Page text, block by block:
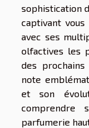
sophistication
captivant
avec ses
olfactives les
des
note
et son
comprendre
parfumerie